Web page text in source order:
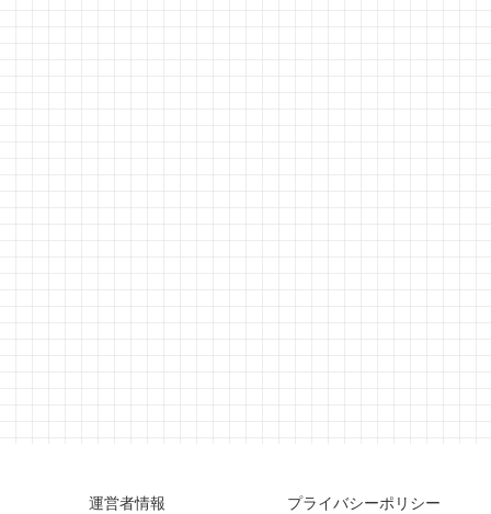
運営者情報 プライバシーポリシー